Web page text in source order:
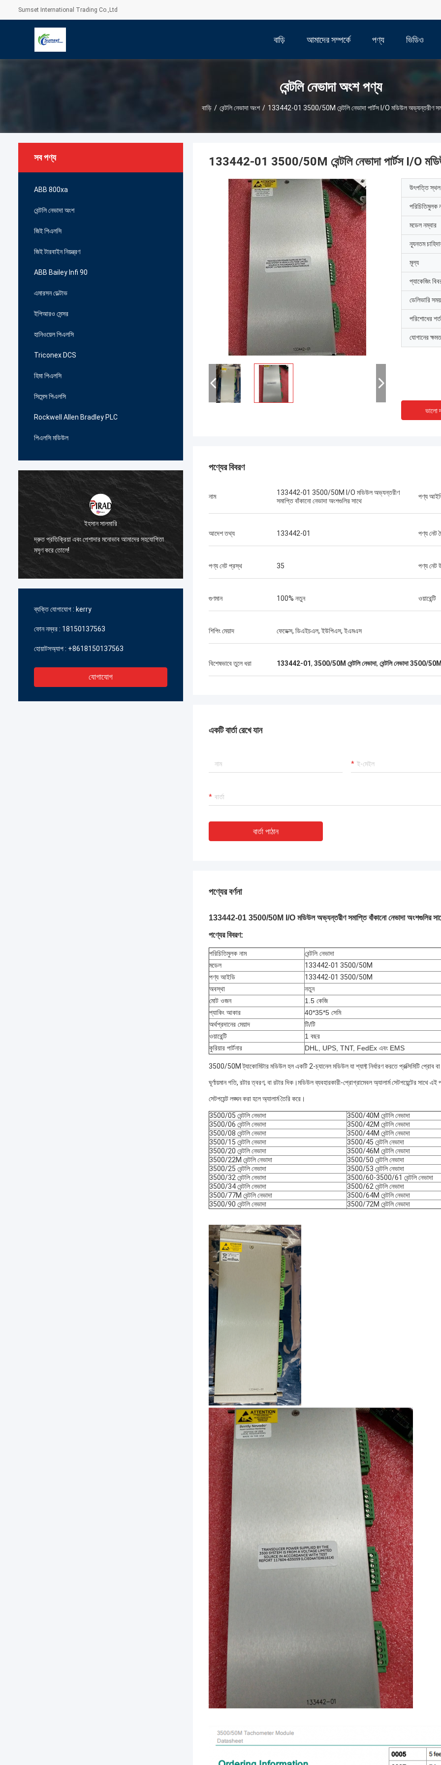
Sumset International Trading Co.,Ltd
বাড়ি আমাদের সম্পর্কে পণ্য ভিডিও
বেন্টলি নেভাদা অংশ পণ্য
বাড়ি / বেন্টলি নেভাদা অংশ / 133442-01 3500/50M বেন্টলি নেভাদা পার্টস I/O মডিউল অভ্যন্তরীণ
সব পণ্য
ABB 800xa
বেন্টলি নেভাদা অংশ
জিই পিএলসি
জিই টারবাইন নিয়ন্ত্রণ
ABB Bailey Infi 90
এমারসন ডেল্টাভ
ইপিআরও সেন্সর
হানিওয়েল পিএলসি
Triconex DCS
হিমা পিএলসি
সিমেন্স পিএলসি
Rockwell Allen Bradley PLC
পিএলসি মডিউল
ইহসান সালমারি
দ্রুত প্রতিক্রিয়া এবং পেশাদার মনোভাব আমাদের সহযোগিতা
মসৃণ করে তোলে!
আমাদেরকে উচ্চমানের এবং সাশ্রয়ী মূল্যের পণ্য সরবরাহের
জন্য আপনার অব্যাহত সহায়তা এবং সমর্থনের জন্য আপনাকে
ব্যক্তি যোগাযোগ : kerry
ফোন নম্বর : 18150137563
হোয়াটসঅ্যাপ : +8618150137563
যোগাযোগ
133442-01 3500/50M বেন্টলি নেভাদা পার্টস I/O
উৎপত্তি স্থল
পরিচিতিমুলক
মডেল নম্বার
ন্যূনতম
মূল্য
প্যাকেজিং
ডেলিভারি সময়
পরিশোধের শর্ত
যোগানের
ভালো
পণ্যের বিবরণ
নাম
133442-01 3500/50M I/O মডিউল অভ্যন্তরীণ
সমাপ্তি বাঁকানো নেভাদা অংশগুলির সাথে
পণ্য
আদেশ তথ্য 133442-01 পণ্য নেট
পণ্য নেট প্রস্থ 35 পণ্য নেট
গুণমান 100% নতুন ওয়ারেন্টি
শিপিং মেয়াদ ফেডেক্স, ডিএইচএল, ইউপিএস, ইএমএস
বিশেষভাবে তুলে ধরা 133442-01, 3500/50M বেন্টলি নেভাদা, বেন্টলি নেভাদা 3500/
একটি বার্তা রেখে যান
বার্তা পাঠান
পণ্যের বর্ণনা
133442-01 3500/50M I/O মডিউল অভ্যন্তরীণ সমাপ্তি বাঁকানো নেভাদা অংশগুলির
পণ্যের বিবরণ:
পরিচিতিমুলক নাম
বেন্টলি নেভাদা
মডেল
133442-01 3500/50M
পণ্য আইডি
133442-01 3500/50M
অবস্থা
নতুন
মোট ওজন
1.5 কেজি
প্যাকিং আকার
40*35*5 সেমি
অর্থপ্রদানের মেয়াদ
টি/টি
ওয়ারেন্টি
1 বছর
কুরিয়ার পার্টনার
DHL, UPS, TNT, FedEx এবং EMS
3500/50M ট্যাকোমিটার মডিউল হল একটি 2-চ্যানেল মডিউল যা শ্যাফ্ট নির্ধারণ করতে প্রক্সিমিটি
ঘূর্ণায়মান গতি, রটার ত্বরণ, বা রটার দিক।মডিউল ব্যবহারকারী-প্রোগ্রামেবল অ্যালার্ম সেটপয়েন্টের সাথে এই
সেটপয়েন্ট লঙ্ঘন করা হলে অ্যালার্ম তৈরি করে।
3500/05 বেন্টলি নেভাদা
3500/40M বেন্টলি নেভাদা
3500/06 বেন্টলি নেভাদা
3500/42M বেন্টলি নেভাদা
3500/08 বেন্টলি নেভাদা
3500/44M বেন্টলি নেভাদা
3500/15 বেন্টলি নেভাদা
3500/45 বেন্টলি নেভাদা
3500/20 বেন্টলি নেভাদা
3500/46M বেন্টলি নেভাদা
3500/22M বেন্টলি নেভাদা
3500/50 বেন্টলি নেভাদা
3500/25 বেন্টলি নেভাদা
3500/53 বেন্টলি নেভাদা
3500/32 বেন্টলি নেভাদা
3500/60-3500/61 বেন্টলি নেভাদা
3500/34 বেন্টলি নেভাদা
3500/62 বেন্টলি নেভাদা
3500/77M বেন্টলি নেভাদা
3500/64M বেন্টলি নেভাদা
3500/90 বেন্টলি নেভাদা
3500/72M বেন্টলি নেভাদা